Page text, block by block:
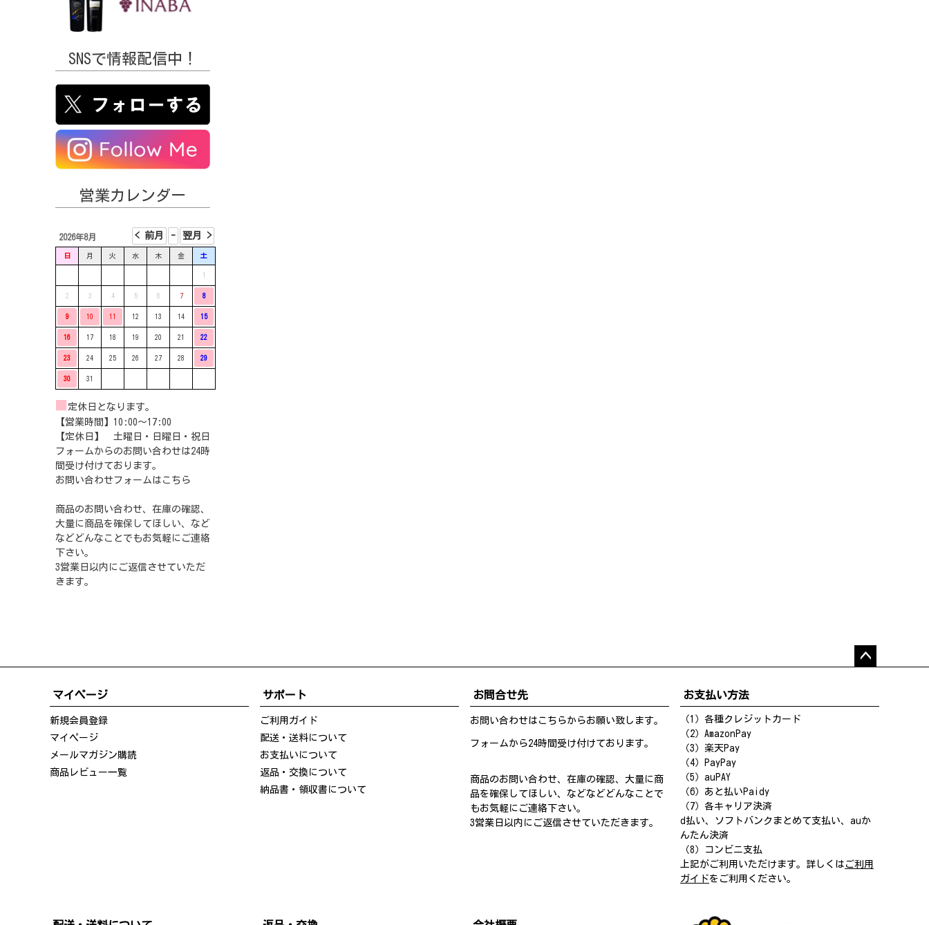
SNSで情報配信中！
営業カレンダー
2026年8月
日 月 火 水 木 金 土
1
2 3 4 5 6 7 8
9 10 11 12 13 14 15
16 17 18 19 20 21 22
23 24 25 26 27 28 29
30 31
定休日となります。
【営業時間】10:00〜17:00
【定休日】 土曜日・日曜日・祝日
フォームからのお問い合わせは24時
間受け付けております。
お問い合わせフォームは こちら
商品のお問い合わせ、在庫の確認、
大量に商品を確保してほしい、など
などどんなことでもお気軽にご連絡
下さい。
3営業日以内にご返信させていただ
きます。
ップ
マイページ
新規会員登録
マイページ
メールマガジン購読
商品レビュー一覧
サポート
ご利用ガイド
配送・送料について
お支払いについて
返品・交換について
納品書・領収書について
お問合せ先
お問い合わせは こちらからお願い致します。
フォームから24時間受け付けております。
商品のお問い合わせ、在庫の確認、大量に商
品を確保してほしい、などなどどんなことで
もお気軽にご連絡下さい。
3営業日以内にご返信させていただきます。
お支払い方法
（1）各種クレジットカード
（2）AmazonPay
（3）楽天Pay
（4）PayPay
（5）auPAY
（6）あと払いPaidy
（7）各キャリア決済
d払い、ソフトバンクまとめて支払い、auか
んたん決済
（8）コンビニ支払
上記がご利用いただけます。詳しくは ご利用
ガイドをご利用ください。